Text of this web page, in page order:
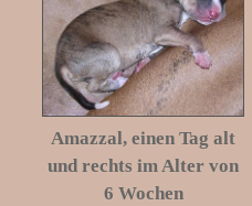
Amazzal, einen Tag alt
und rechts im Alter von
6 Wochen